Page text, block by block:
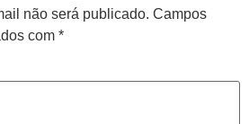
não será publicado. Campos
com *